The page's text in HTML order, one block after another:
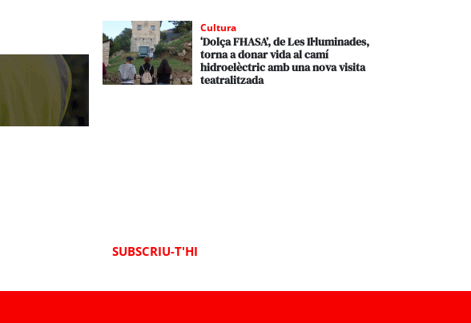
Cultura
‘Dolça FHASA’, de Les Il·luminades,
torna a donar vida al camí
hidroelèctric amb una nova visita
teatralitzada
SUBSCRIU-T'HI